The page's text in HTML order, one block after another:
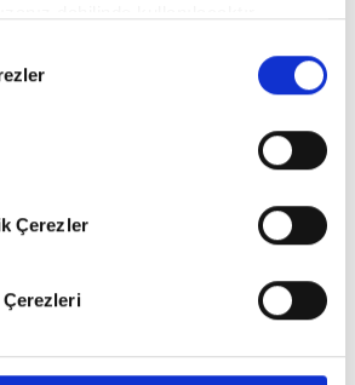
Çerezlere ilişkin detaylı bilgi
Çerez Bilgilendirme
Korunması Kanunu uyarınca
kapsamında
işleme faaliyetleri ile ilgili daha
Çerezler
Çerezleri